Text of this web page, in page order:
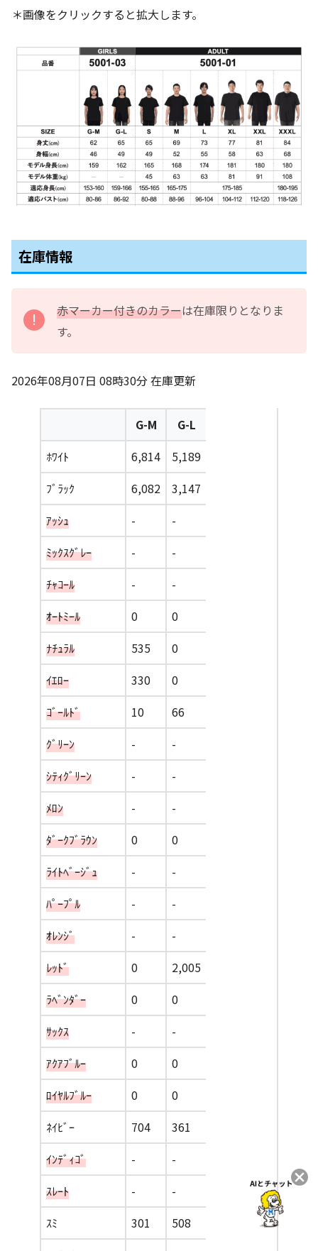
＊画像をクリックすると拡大します。
在庫情報
赤マーカー付きのカラーは在庫限りとなりま
す。
2026年08月07日 08時30分在庫更新
G-M
G-L
ﾎﾜｲﾄ
6,814
5,189
ﾌﾞﾗｯｸ
6,082
3,147
ｱｯｼｭ
-
-
ﾐｯｸｽｸﾞﾚｰ
-
-
ﾁｬｺｰﾙ
-
-
ｵｰﾄﾐｰﾙ
0
0
ﾅﾁｭﾗﾙ
535
0
ｲｴﾛｰ
330
0
ｺﾞｰﾙﾄﾞ
10
66
ｸﾞﾘｰﾝ
-
-
ｼﾃｨｸﾞﾘｰﾝ
-
-
ﾒﾛﾝ
-
-
ﾀﾞｰｸﾌﾞﾗｳﾝ
0
0
ﾗｲﾄﾍﾞｰｼﾞｭ
-
-
ﾊﾟｰﾌﾟﾙ
-
-
ｵﾚﾝｼﾞ
-
-
ﾚｯﾄﾞ
0
2,005
ﾗﾍﾞﾝﾀﾞｰ
0
0
ｻｯｸｽ
-
-
ｱｸｱﾌﾞﾙｰ
0
0
ﾛｲﾔﾙﾌﾞﾙｰ
0
0
ﾈｲﾋﾞｰ
704
361
ｲﾝﾃﾞｨｺﾞ
-
-
ｽﾚｰﾄ
-
-
ｽﾐ
301
508